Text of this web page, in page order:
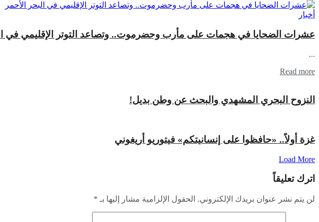
أخبار
عشرات الضحايا في هجمات على مأرب وحضرموت.. وتصاعد التوتر الإقليمي في
...
Read more
النزوح البحري المشهدي والبحث عن وطن بديل!
غزة أولاً.. «حافظوا على إنسانيتكم» فيتوريو أريغوني
Load More
اترك تعليقاً
لن يتم نشر عنوان بريدك الإلكتروني. الحقول الإلزامية مشار إليها بـ *